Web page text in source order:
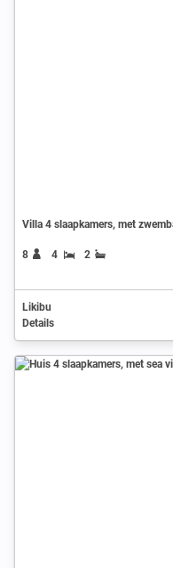
Villa 4 slaapkamers, met
8 4 2
Likibu
Details